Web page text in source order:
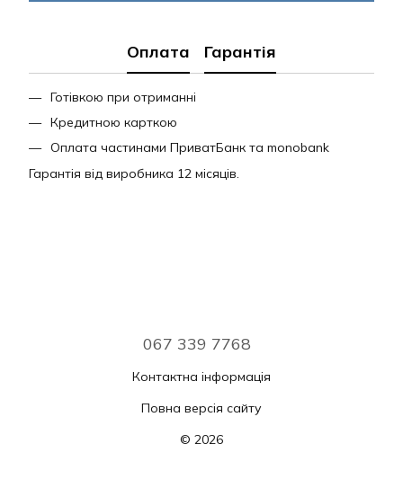
Оплата Гарантія
Готівкою при отриманні
Кредитною карткою
Оплата частинами ПриватБанк та monobank
Гарантія від виробника 12 місяців.
067 339 7768
Контактна інформація
Повна версія сайту
© 2026